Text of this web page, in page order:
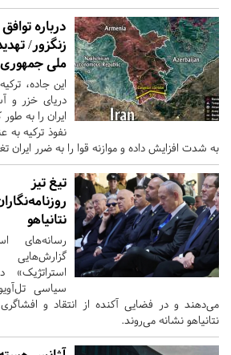
درباره توافق
زنگزور/
ملی جمهوری
این جاده،
دریای خزر و
ایران را به
نفوذ ترکیه به
به شدت افزایش داده و موازنه قوا را به ضرر ایران
تیغ تیز
نتانیاهو
رسانه‌های
سیاسی
می‌دهند و در فضایی آکنده از انتقاد و
نتانیاهو نشانه می‌روند.